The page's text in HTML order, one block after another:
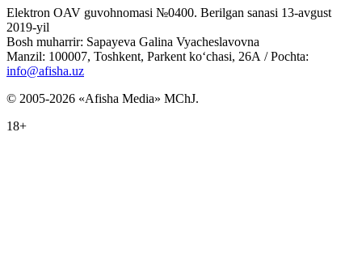
Elektron OAV guvohnomasi №0400. Berilgan sanasi 13-avgust
2019-yil
Bosh muharrir: Sapayeva Galina Vyacheslavovna
Manzil: 100007, Toshkent, Parkent ko‘chasi, 26А / Pochta:
info@afisha.uz
© 2005-2026 «Afisha Media» MChJ.
18+